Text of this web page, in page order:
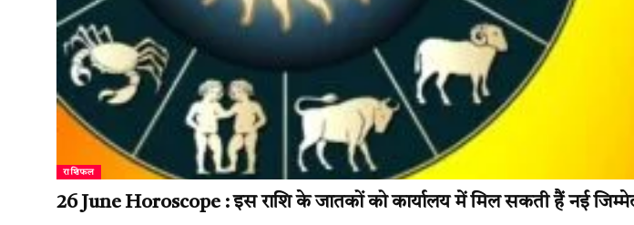
राशिफल
26 June Horoscope : इस राशि के जातकों को कार्यालय में मिल सकती हैं नई